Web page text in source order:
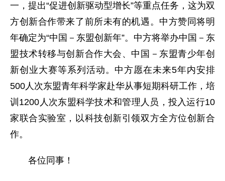
一，提出“促进创新驱动型增长”等重点任务，这为双
方创新合作带来了前所未有的机遇。中方赞同将明
年确定为“中国－东盟创新年”。中方将举办中国－东
盟技术转移与创新合作大会、中国－东盟青少年创
新创业大赛等系列活动。中方愿在未来5年内安排
500人次东盟青年科学家赴华从事短期科研工作，培
训1200人次东盟科学技术和管理人员，投入运行10
家联合实验室，以科技创新引领双方全方位创新合
作。
各位同事！